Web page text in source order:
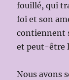
fouillé, qui
foi et son
contiennent
et peut-être
Nous avons